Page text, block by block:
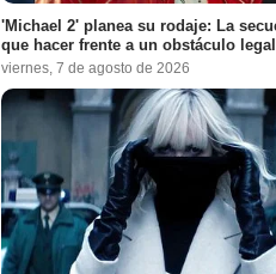
'Michael 2' planea su rodaje: La
que hacer frente a un obstáculo legal
viernes, 7 de agosto de 2026